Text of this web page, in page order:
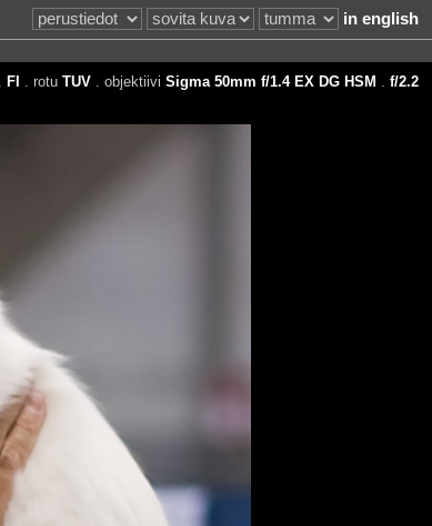
in english
FI . rotu TUV. objektiivi Sigma 50mm f/1.4 EX DG HSM f/2.2